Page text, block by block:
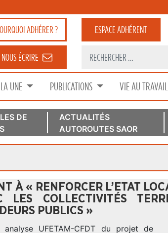
ADHÉRER ? ESPACEADHÉRENT
NOUS ÉCRIRE
UNE PUBLICATIONS VIE AU TRAVAIL
DE
ACTUALITÉS
AUTOROUTES SAOR
À « RENFORCER L’ETAT
LES COLLECTIVITÉS
PUBLICS »
UFETAM-CFDT du projet de